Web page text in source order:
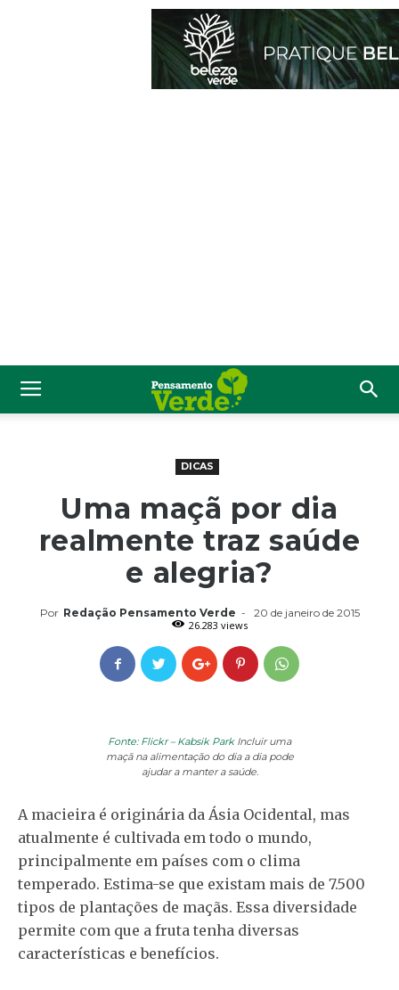
DICAS
Uma maçã por dia
realmente traz saúde
e alegria?
Por Redação Pensamento Verde -
20 de janeiro de 2015
26.283 views
Fonte: Flickr – Kabsik ParkIncluir uma
maçã na alimentação do dia a dia pode
ajudar a manter a saúde.
A macieira é originária da Ásia Ocidental, mas
atualmente é cultivada em todo o mundo,
principalmente em países com o clima
temperado. Estima-se que existam mais de 7.500
tipos de plantações de maçãs. Essa diversidade
permite com que a fruta tenha diversas
características e benefícios.